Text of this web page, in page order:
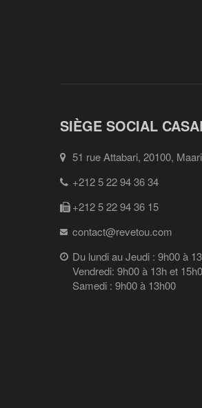
SIÈGE SOCIAL
51 rue Attabari, 20100,
+212 5 22 94 36 34
+212 5 22 94 36 15
contact@revetou.com
Du lundi au Jeudi : 9h00 à
Vendredi: 9h00 à 13h et
Samedi : 9h00 à 13h00